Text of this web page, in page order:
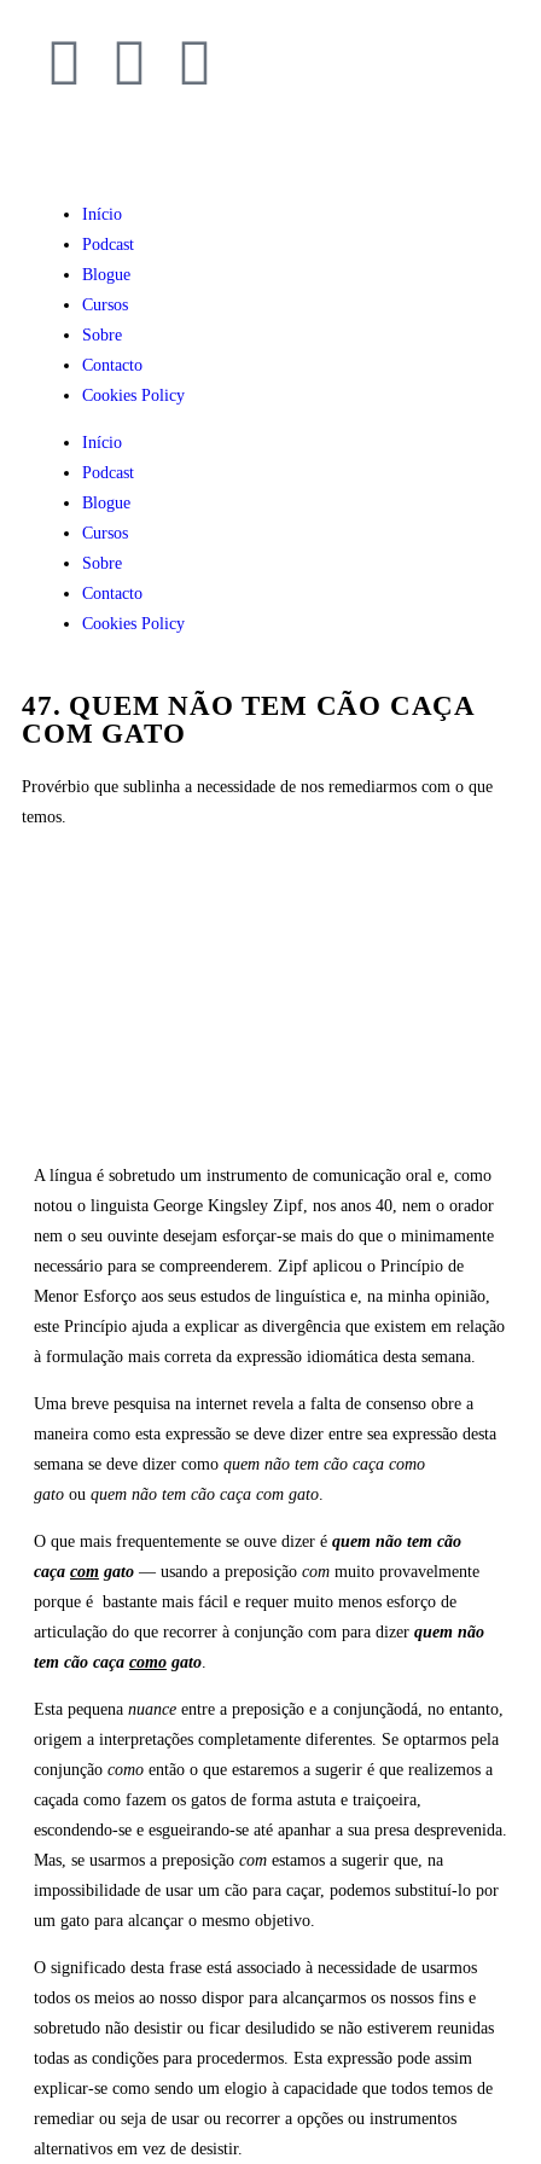
Início
Podcast
Blogue
Cursos
Sobre
Contacto
Cookies Policy
Início
Podcast
Blogue
Cursos
Sobre
Contacto
Cookies Policy
47. QUEM NÃO TEM CÃO CAÇA
COM GATO
Provérbio que sublinha a necessidade de nos remediarmos com o que
temos.
A língua é sobretudo um instrumento de comunicação oral e, como
notou o linguista George Kingsley Zipf, nos anos 40, nem o orador
nem o seu ouvinte desejam esforçar-se mais do que o minimamente
necessário para se compreenderem. Zipf aplicou o Princípio de
Menor Esforço aos seus estudos de linguística e, na minha opinião,
este Princípio ajuda a explicar as divergência que existem em relação
à formulação mais correta da expressão idiomática desta semana.
Uma breve pesquisa na internet revela a falta de consenso obre a
maneira como esta expressão se deve dizer entre sea expressão desta
semana se deve dizer como quem não tem cão caça como
gato ou quem não tem cão caça com gato.
O que mais frequentemente se ouve dizer é quem não tem cão
caça com gato — usando a preposição com muito provavelmente
porque é bastante mais fácil e requer muito menos esforço de
articulação do que recorrer à conjunção com para dizer quem não
tem cão caça como gato.
Esta pequena nuance entre a preposição e a conjunçãodá, no entanto,
origem a interpretações completamente diferentes. Se optarmos pela
conjunção como então o que estaremos a sugerir é que realizemos a
caçada como fazem os gatos de forma astuta e traiçoeira,
escondendo-se e esgueirando-se até apanhar a sua presa desprevenida.
Mas, se usarmos a preposição com estamos a sugerir que, na
impossibilidade de usar um cão para caçar, podemos substituí-lo por
um gato para alcançar o mesmo objetivo.
O significado desta frase está associado à necessidade de usarmos
todos os meios ao nosso dispor para alcançarmos os nossos fins e
sobretudo não desistir ou ficar desiludido se não estiverem reunidas
todas as condições para procedermos. Esta expressão pode assim
explicar-se como sendo um elogio à capacidade que todos temos de
remediar ou seja de usar ou recorrer a opções ou instrumentos
alternativos em vez de desistir.